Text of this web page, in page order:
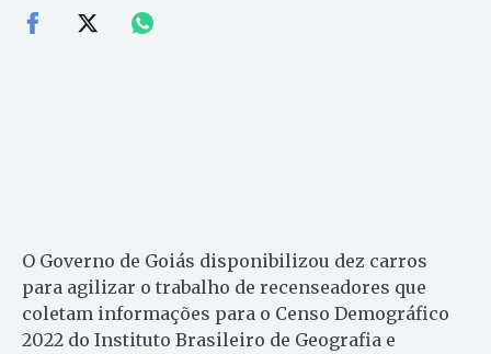
O Governo de Goiás disponibilizou dez carros
para agilizar o trabalho de recenseadores que
coletam informações para o Censo Demográfico
2022 do Instituto Brasileiro de Geografia e